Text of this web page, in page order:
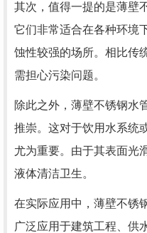
其次，值得一提的是薄壁
它们非常适合在各种环境
蚀性较强的场所。相比传
需担心污染问题。
除此之外，薄壁不锈钢水
推崇。这对于饮用水系统
尤为重要。由于其表面光
液体清洁卫生。
在实际应用中，薄壁不锈
广泛应用于建筑工程、供